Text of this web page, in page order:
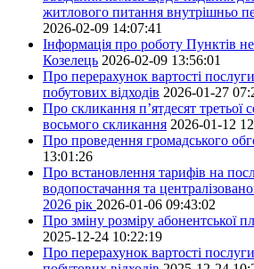
житлового питання внутрішньо
2026-02-09 14:07:41
Інформація про роботу Пунктів
Козелець 2026-02-09 13:56:01
Про перерахунок вартості
побутових відходів 2026-01-27
Про скликання п’ятдесят третьої
восьмого скликання 2026-01-12
Про проведення громадського
13:01:26
Про встановлення тарифів на
водопостачання та
2026 рік 2026-01-06 09:43:02
Про зміну розміру абонентської
2025-12-24 10:22:19
Про перерахунок вартості